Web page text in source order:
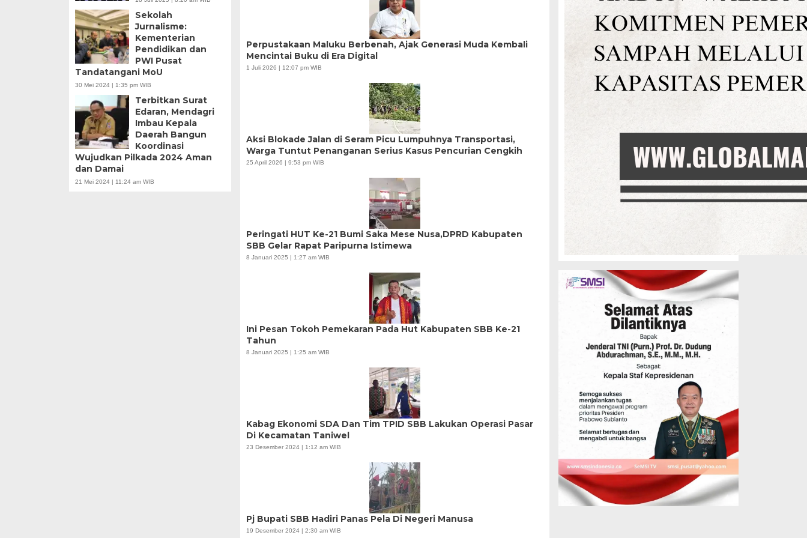
Sekolah
Jurnalisme:
Kementerian
Pendidikan dan
PWI Pusat
Tandatangani MoU
30 Mei 2024 | 1:35 pm WIB
Terbitkan Surat
Edaran, Mendagri
Imbau Kepala
Daerah Bangun
Koordinasi
Wujudkan Pilkada 2024 Aman
dan Damai
21 Mei 2024 | 11:24 am WIB
Perpustakaan Maluku Berbenah, Ajak Generasi Muda Kembali
Mencintai Buku di Era Digital
1 Juli 2026 | 12:07 pm WIB
Aksi Blokade Jalan di Seram Picu Lumpuhnya Transportasi,
Warga Tuntut Penanganan Serius Kasus Pencurian Cengkih
25 April 2026 | 9:53 pm WIB
Peringati HUT Ke-21 Bumi Saka Mese Nusa,DPRD Kabupaten
SBB Gelar Rapat Paripurna Istimewa
8 Januari 2025 | 1:27 am WIB
Ini Pesan Tokoh Pemekaran Pada Hut Kabupaten SBB Ke-21
Tahun
8 Januari 2025 | 1:25 am WIB
Kabag Ekonomi SDA Dan Tim TPID SBB Lakukan Operasi Pasar
Di Kecamatan Taniwel
23 Desember 2024 | 1:12 am WIB
Pj Bupati SBB Hadiri Panas Pela Di Negeri Manusa
19 Desember 2024 | 2:30 am WIB